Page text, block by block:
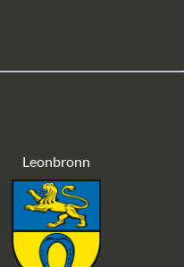
Leonbronn